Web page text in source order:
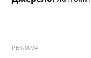
РЕКЛАМА